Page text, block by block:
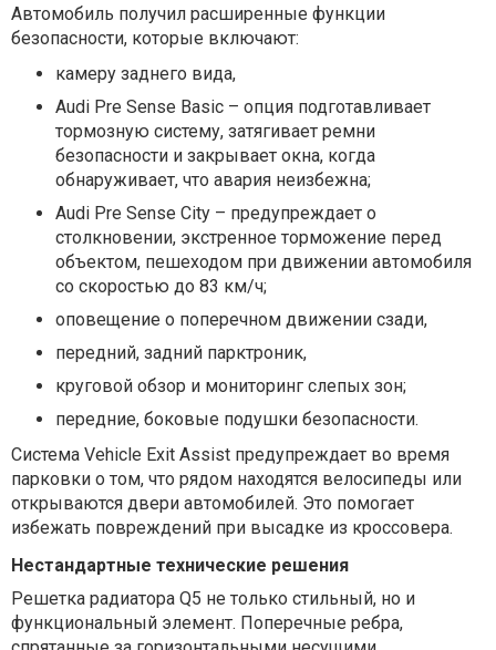
Автомобиль получил расширенные функции
безопасности, которые включают:
камеру заднего вида,
Audi Pre Sense Basic – опция подготавливает
тормозную систему, затягивает ремни
безопасности и закрывает окна, когда
обнаруживает, что авария неизбежна;
Audi Pre Sense City – предупреждает о
столкновении, экстренное торможение перед
объектом, пешеходом при движении автомобиля
со скоростью до 83 км/ч;
оповещение о поперечном движении сзади,
передний, задний парктроник,
круговой обзор и мониторинг слепых зон;
передние, боковые подушки безопасности.
Система Vehicle Exit Assist предупреждает во время
парковки о том, что рядом находятся велосипеды или
открываются двери автомобилей. Это помогает
избежать повреждений при высадке из кроссовера.
Нестандартные технические решения
Решетка радиатора Q5 не только стильный, но и
функциональный элемент. Поперечные ребра,